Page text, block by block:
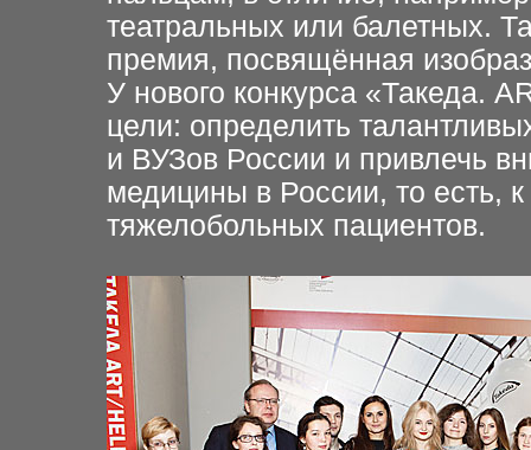
театральных или балетных.
премия, посвящённая
У нового конкурса «Такеда.
цели: определить
и ВУЗов России и привлечь
медицины в России, то есть,
тяжелобольных пациентов.